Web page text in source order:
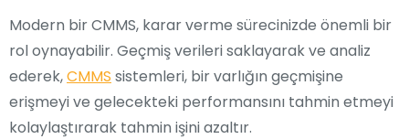
Modern bir CMMS, karar verme sürecinizde önemli bir
rol oynayabilir. Geçmiş verileri saklayarak ve analiz
ederek,CMMS sistemleri, bir varlığın geçmişine
erişmeyi ve gelecekteki performansını tahmin etmeyi
kolaylaştırarak tahmin işini azaltır.